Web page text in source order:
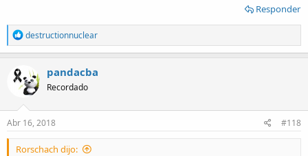
Responder
R
e
a
t
i
n
s
destructionnuclear
pandacba
Recordado
Abr 16, 2018 #118
Rorschach dijo: